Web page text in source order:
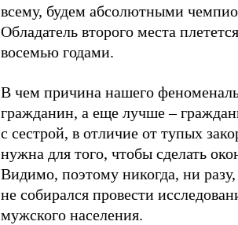
всему, будем абсолютными
Обладатель второго места
восемью годами.
В чем причина нашего
гражданин, а еще лучше –
с сестрой, в отличие от тупых
нужна для того, чтобы сделать
Видимо, поэтому никогда, ни
не собирался провести
мужского населения.